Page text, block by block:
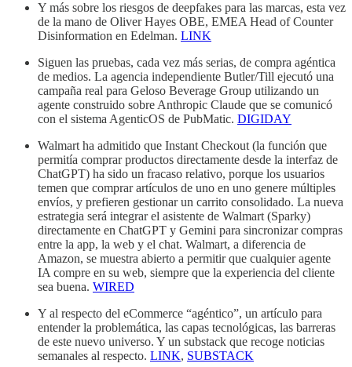
Y más sobre los riesgos de deepfakes para las marcas, esta vez
de la mano de Oliver Hayes OBE, EMEA Head of Counter
Disinformation en Edelman. LINK
Siguen las pruebas, cada vez más serias, de compra agéntica
de medios. La agencia independiente Butler/Till ejecutó una
campaña real para Geloso Beverage Group utilizando un
agente construido sobre Anthropic Claude que se comunicó
con el sistema AgenticOS de PubMatic. DIGIDAY
Walmart ha admitido que Instant Checkout (la función que
permitía comprar productos directamente desde la interfaz de
ChatGPT) ha sido un fracaso relativo, porque los usuarios
temen que comprar artículos de uno en uno genere múltiples
envíos, y prefieren gestionar un carrito consolidado. La nueva
estrategia será integrar el asistente de Walmart (Sparky)
directamente en ChatGPT y Gemini para sincronizar compras
entre la app, la web y el chat. Walmart, a diferencia de
Amazon, se muestra abierto a permitir que cualquier agente
IA compre en su web, siempre que la experiencia del cliente
sea buena. WIRED
Y al respecto del eCommerce “agéntico”, un artículo para
entender la problemática, las capas tecnológicas, las barreras
de este nuevo universo. Y un substack que recoge noticias
semanales al respecto. LINK, SUBSTACK